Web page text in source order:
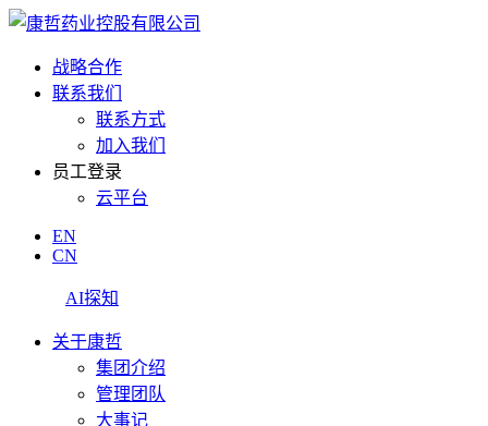
战略合作
联系我们
联系方式
加入我们
员工登录
云平台
EN
CN
AI探知
关于康哲
集团介绍
管理团队
大事记